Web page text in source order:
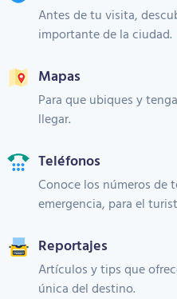
Antes de tu visita,
importante de la ciudad.
Mapas
Para que ubiques y
llegar.
Teléfonos
Conoce los números de
emergencia, para el
Reportajes
Artículos y tips que
única del destino.